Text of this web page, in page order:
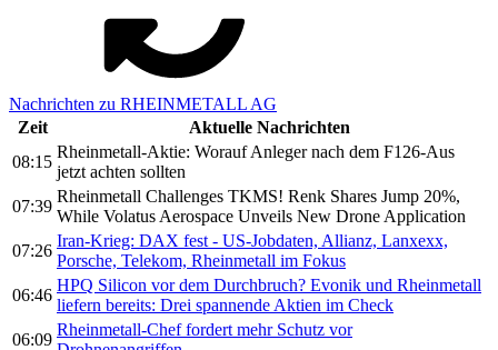
Nachrichten zu RHEINMETALL AG
Zeit
Aktuelle Nachrichten
08:15
Rheinmetall-Aktie: Worauf Anleger nach dem F126-Aus
jetzt achten sollten
07:39
Rheinmetall Challenges TKMS! Renk Shares Jump 20%,
While Volatus Aerospace Unveils New Drone Application
07:26
Iran-Krieg: DAX fest - US-Jobdaten, Allianz, Lanxexx,
Porsche, Telekom, Rheinmetall im Fokus
06:46
HPQ Silicon vor dem Durchbruch? Evonik und Rheinmetall
liefern bereits: Drei spannende Aktien im Check
06:09
Rheinmetall-Chef fordert mehr Schutz vor